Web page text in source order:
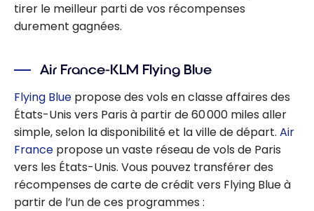
tirer le meilleur parti de vos récompenses
durement gagnées.
Air France-KLM Flying Blue
Flying Blue propose des vols en classe affaires des
États-Unis vers Paris à partir de 60 000 miles aller
simple, selon la disponibilité et la ville de départ. Air
France propose un vaste réseau de vols de Paris
vers les États-Unis. Vous pouvez transférer des
récompenses de carte de crédit vers Flying Blue à
partir de l’un de ces programmes :